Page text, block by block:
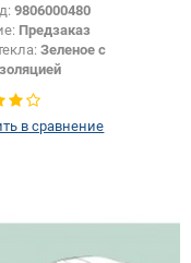
9806000480
Предзаказ
Зеленое с
в сравнение